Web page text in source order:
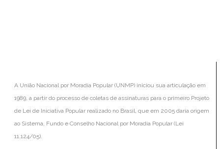
A União Nacional por Moradia Popular (UNMP) iniciou sua articulação em
1989, a partir do processo de coletas de assinaturas para o primeiro Projeto
de Lei de Iniciativa Popular realizado no Brasil, que em 2005 daria origem
ao Sistema, Fundo e Conselho Nacional por Moradia Popular (Lei
11.124/05).